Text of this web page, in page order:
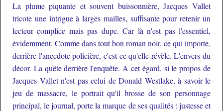
La plume piquante et souvent buissonnière, Jacques Vallet
tricote une intrigue à larges mailles, suffisante pour retenir un
lecteur complice mais pas dupe. Car là n'est pas l'essentiel,
évidemment. Comme dans tout bon roman noir, ce qui importe,
derrière l'anecdote policière, c'est ce qu'elle révèle. L'envers du
décor. La quête derrière l'enquête. A cet égard, si le propos de
Jacques Vallet n'est pas celui de Donald Westlake, à savoir le
jeu de massacre, le portrait qu'il brosse de son personnage
principal, le journal, porte la marque de ses qualités : justesse et